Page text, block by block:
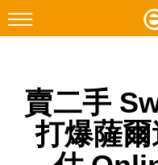
Facebook Instagram
科技焦點
網絡生活
賣二手
打爆薩